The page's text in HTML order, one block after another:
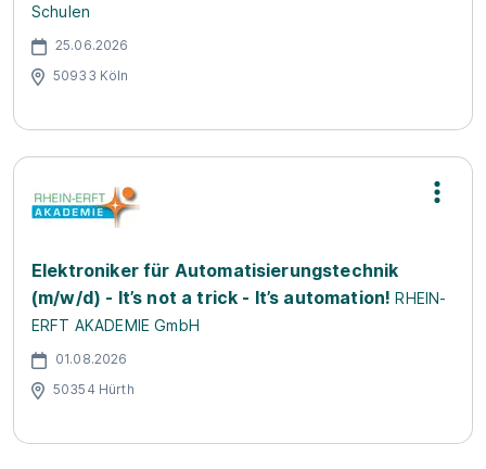
Schulen
25.06.2026
50933 Köln
Elektroniker für Automatisierungstechnik
(m/w/d) - It’s not a trick - It’s automation! RHEIN-
ERFT AKADEMIE GmbH
01.08.2026
50354 Hürth